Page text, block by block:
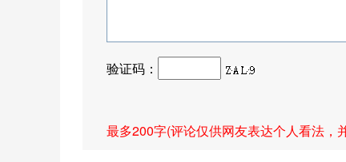
验证码：
最多200字(评论仅供网友表达个人看法，